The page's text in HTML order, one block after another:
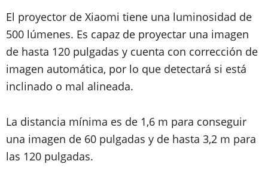
El proyector de Xiaomi tiene una luminosidad de
500 lúmenes. Es capaz de proyectar una imagen
de hasta 120 pulgadas y cuenta con corrección de
imagen automática, por lo que detectará si está
inclinado o mal alineada.
La distancia mínima es de 1,6 m para conseguir
una imagen de 60 pulgadas y de hasta 3,2 m para
las 120 pulgadas.